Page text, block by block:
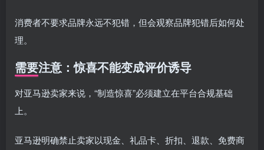
消费者不要求品牌永远不犯错，但会观察品牌犯错后如何处
理。
需要注意：惊喜不能变成评价诱导
对亚马逊卖家来说，“制造惊喜”必须建立在平台合规基础
上。
亚马逊明确禁止卖家以现金、礼品卡、折扣、退款、免费商